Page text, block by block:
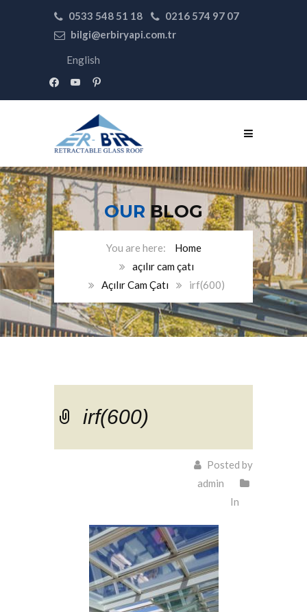
0533 548 51 18
0216 574 97 07
bilgi@erbiryapi.com.tr
English
facebookyoutubepinterest
OUR BLOG
Home
açılır cam çatı
Açılır Cam Çatı
irf(600)
irf(600)
Posted by
admin
In